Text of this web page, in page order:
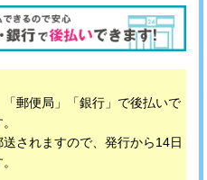
郵便局」「銀行」で後払いで
されますので、発行から14日